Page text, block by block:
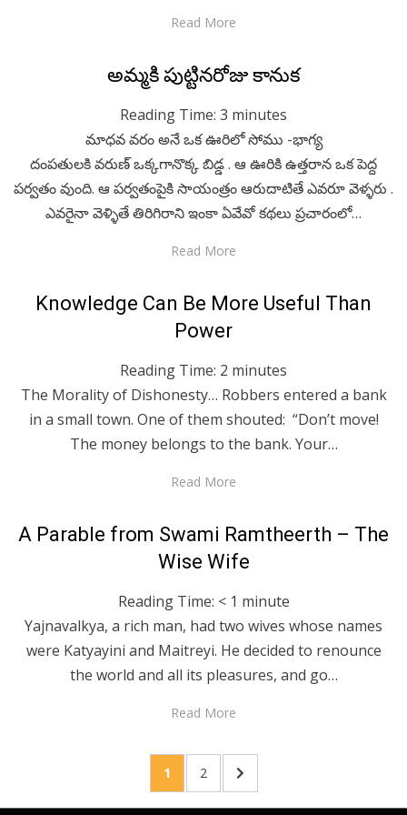
Read More
Posted
on
April 5, 2020
Telugu
అమ్మకి పుట్టినరోజు కానుక
Reading Time: 3 minutes
మాధవ వరం అనే ఒక ఊరిలో సోము -భాగ్య
దంపతులకి వరుణ్ ఒక్కగానొక్క బిడ్డ . ఆ ఊరికి ఉత్తరాన ఒక పెద్ద
పర్వతం వుంది. ఆ పర్వతంపైకి సాయంత్రం ఆరుదాటితే ఎవరూ వెళ్ళరు .
ఎవరైనా వెళ్ళితే తిరిగిరాని ఇంకా ఏవేవో కథలు ప్రచారంలో…
Read More
Posted
on
February 16, 2020
English
Knowledge Can Be More Useful Than
Power
Reading Time: 2 minutes
The Morality of Dishonesty… Robbers entered a bank
in a small town. One of them shouted: “Don’t move!
The money belongs to the bank. Your…
Read More
Posted
on
February 10, 2020
English
A Parable from Swami Ramtheerth – The
Wise Wife
Reading Time: < 1 minute
Yajnavalkya, a rich man, had two wives whose names
were Katyayini and Maitreyi. He decided to renounce
the world and all its pleasures, and go…
Read More
PAGE
1 PAGE
2
NEXT
PAGE